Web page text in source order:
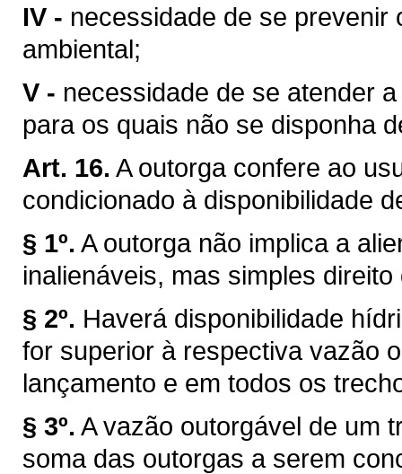
IV - necessidade de se
ambiental;
V - necessidade de se atender
para os quais não se disponha
Art. 16. A outorga confere ao
condicionado à disponibilidade
§ 1º. A outorga não implica a
inalienáveis, mas simples direito
§ 2º. Haverá disponibilidade
for superior à respectiva vazão
lançamento e em todos os
§ 3º. A vazão outorgável de um
soma das outorgas a serem